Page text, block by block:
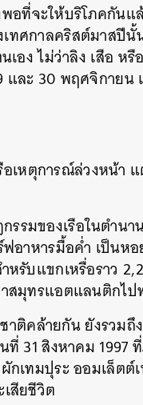
อที่จะให้บริโภคกัน
ทศกาลคริสต์มาสปี
เอง ไม่ว่าลิง เสือ
ะ 30 พฤศจิกายน เ
เหตุการณ์ล่วงหน้า
รรมของเรือในตำน
ฟอาหารมื้อค่ำ เป็น
หรับแขกเหรื่อราว
มุทรแอตแลนติกไป
ติคล้ายกัน ยังรวม
31 สิงหาคม 1997
เทมปุระ ออมเล็ต
สียชีวิต
TWEET